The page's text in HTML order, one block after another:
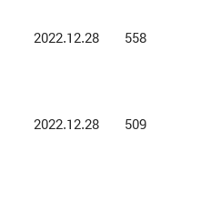
2022.12.28 558
2022.12.28 509